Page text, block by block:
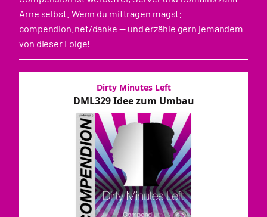
Arne selbst. Wenn du mittragen magst:
compendion.net/danke — und erzähle gern jemandem
von dieser Folge!